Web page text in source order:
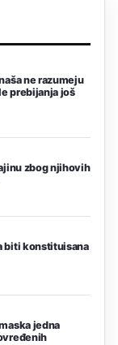
ne razumeju
prebijanja još
zbog njihovih
biti konstituisana
jedna